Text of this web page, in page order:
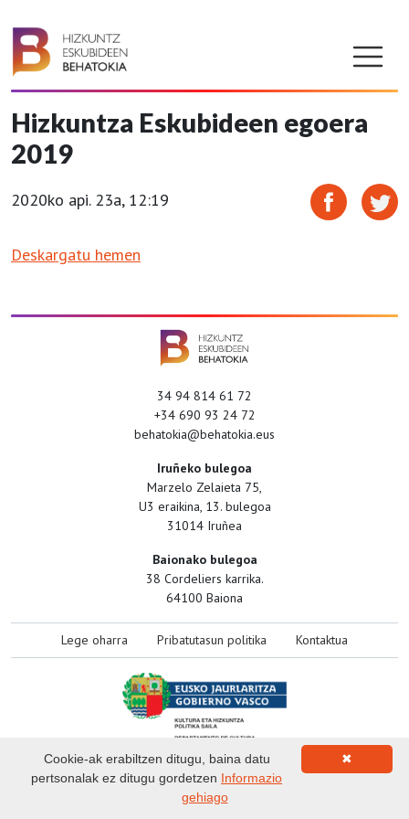
Hizkuntza Eskubideen egoera
2019
2020ko api. 23a, 12:19
Deskargatu hemen
34 94 814 61 72
+34 690 93 24 72
behatokia@behatokia.eus
Iruñeko bulegoa
Marzelo Zelaieta 75,
U3 eraikina, 13. bulegoa
31014 Iruñea
Baionako bulegoa
38 Cordeliers karrika.
64100 Baiona
Lege oharra Pribatutasun politika Kontaktua
✖
Cookie-ak erabiltzen ditugu, baina datu
pertsonalak ez ditugu gordetzen Informazio
gehiago